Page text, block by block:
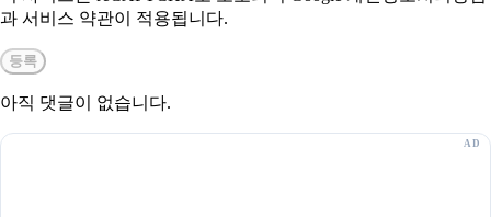
과 서비스 약관이 적용됩니다.
등록
아직 댓글이 없습니다.